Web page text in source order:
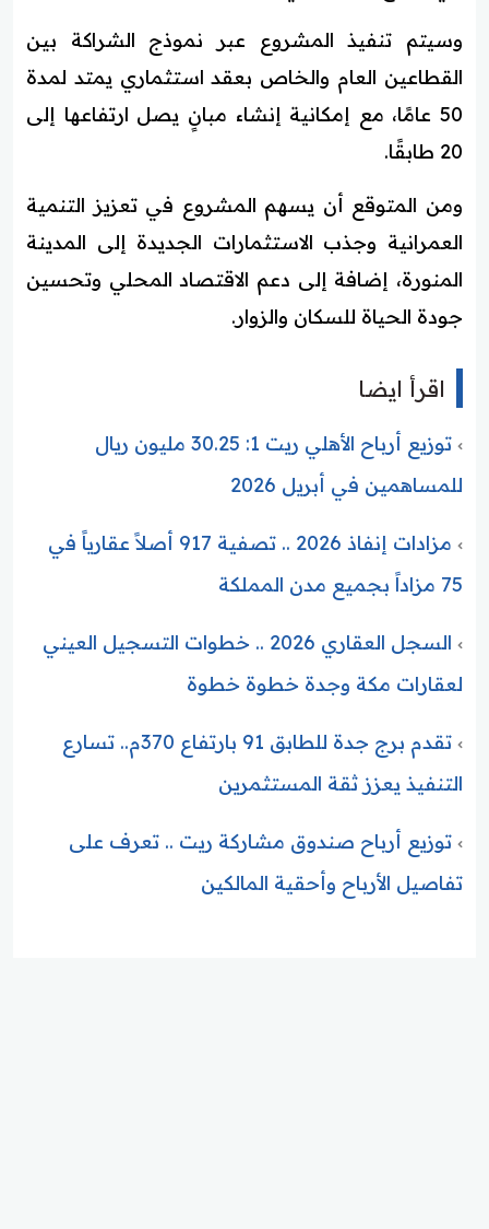
وسيتم تنفيذ المشروع عبر نموذج الشراكة بين
القطاعين العام والخاص بعقد استثماري يمتد لمدة
50 عامًا، مع إمكانية إنشاء مبانٍ يصل ارتفاعها إلى
20 طابقًا.
ومن المتوقع أن يسهم المشروع في تعزيز التنمية
العمرانية وجذب الاستثمارات الجديدة إلى المدينة
المنورة، إضافة إلى دعم الاقتصاد المحلي وتحسين
جودة الحياة للسكان والزوار.
اقرأ ايضا
توزيع أرباح الأهلي ريت 1: 30.25 مليون ريال
للمساهمين في أبريل 2026
مزادات إنفاذ 2026 .. تصفية 917 أصلاً عقارياً في
75 مزاداً بجميع مدن المملكة
السجل العقاري 2026 .. خطوات التسجيل العيني
لعقارات مكة وجدة خطوة خطوة
تقدم برج جدة للطابق 91 بارتفاع 370م.. تسارع
التنفيذ يعزز ثقة المستثمرين
توزيع أرباح صندوق مشاركة ريت .. تعرف على
تفاصيل الأرباح وأحقية المالكين